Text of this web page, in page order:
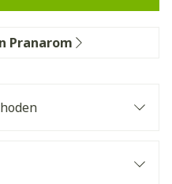
Pranarom